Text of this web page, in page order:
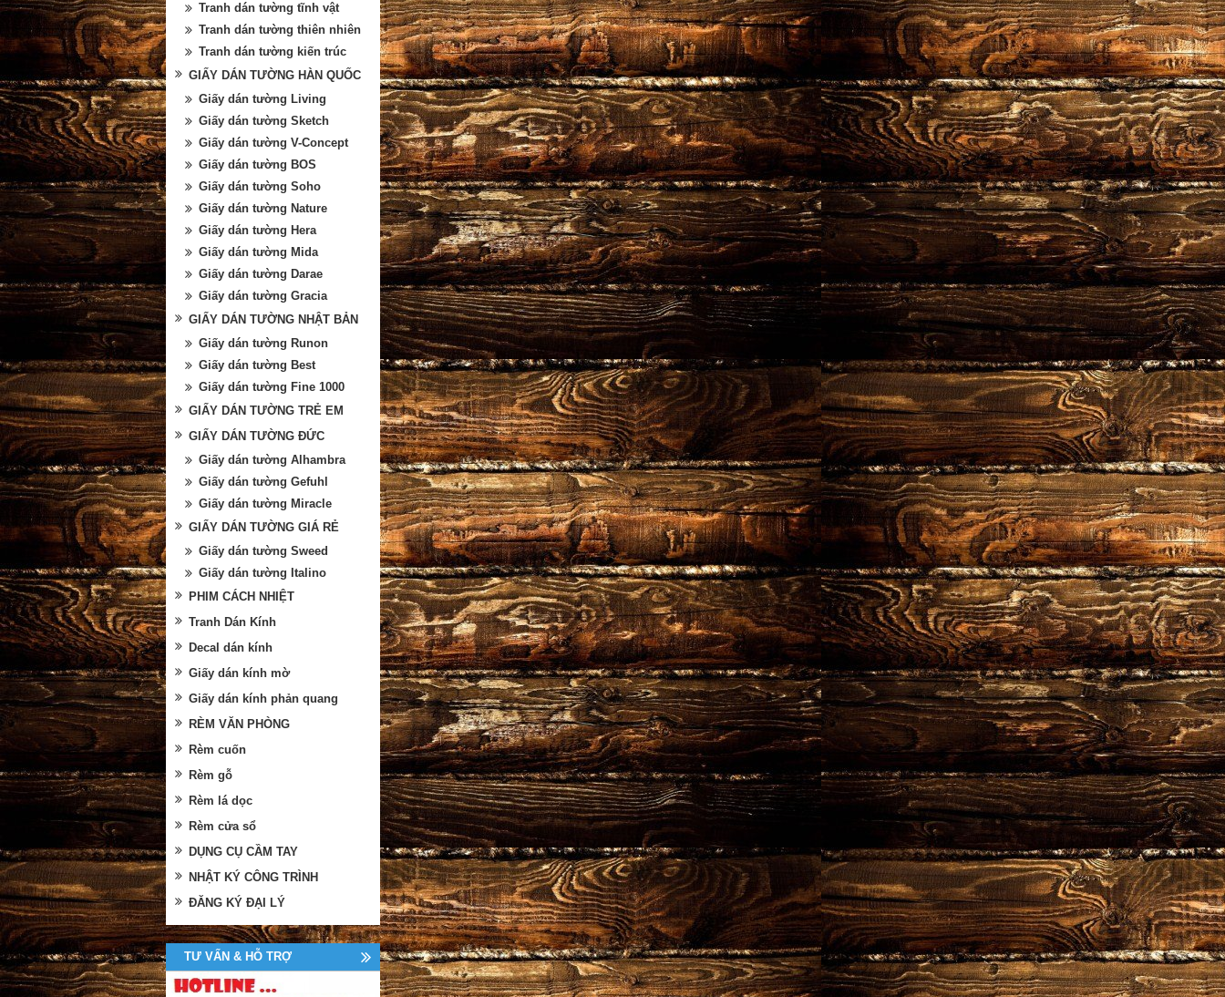
Tranh dán tường tĩnh vật
Tranh dán tường thiên nhiên
Tranh dán tường kiến trúc
GIẤY DÁN TƯỜNG HÀN QUỐC
Giấy dán tường Living
Giấy dán tường Sketch
Giấy dán tường V-Concept
Giấy dán tường BOS
Giấy dán tường Soho
Giấy dán tường Nature
Giấy dán tường Hera
Giấy dán tường Mida
Giấy dán tường Darae
Giấy dán tường Gracia
GIẤY DÁN TƯỜNG NHẬT BẢN
Giấy dán tường Runon
Giấy dán tường Best
Giấy dán tường Fine 1000
GIẤY DÁN TƯỜNG TRẺ EM
GIẤY DÁN TƯỜNG ĐỨC
Giấy dán tường Alhambra
Giấy dán tường Gefuhl
Giấy dán tường Miracle
GIẤY DÁN TƯỜNG GIÁ RẺ
Giấy dán tường Sweed
Giấy dán tường Italino
PHIM CÁCH NHIỆT
Tranh Dán Kính
Decal dán kính
Giấy dán kính mờ
Giấy dán kính phản quang
RÈM VĂN PHÒNG
Rèm cuốn
Rèm gỗ
Rèm lá dọc
Rèm cửa sổ
DỤNG CỤ CẦM TAY
NHẬT KÝ CÔNG TRÌNH
ĐĂNG KÝ ĐẠI LÝ
TƯ VẤN & HỖ TRỢ